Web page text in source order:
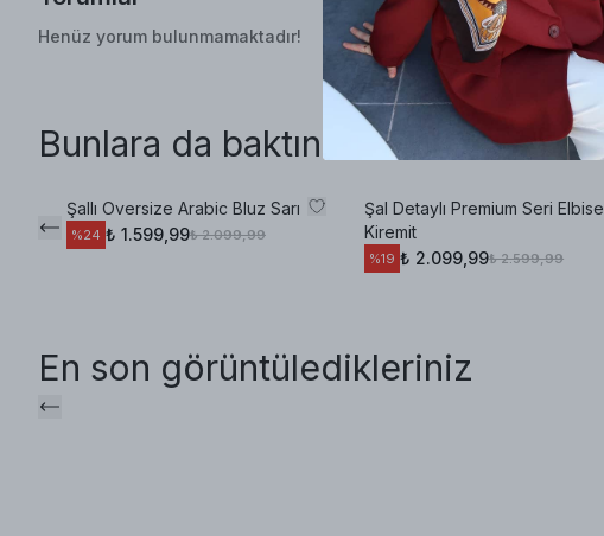
Henüz yorum bulunmamaktadır!
Bunlara da baktınız mı?
Şallı Oversize Arabic Bluz Sarı
%24 ₺ 1.599,99₺ 2.099,99
Şal Detaylı Premium Seri Elbise
Kiremit
%19 ₺ 2.099,99₺ 2.599,99
En son görüntüledikleriniz